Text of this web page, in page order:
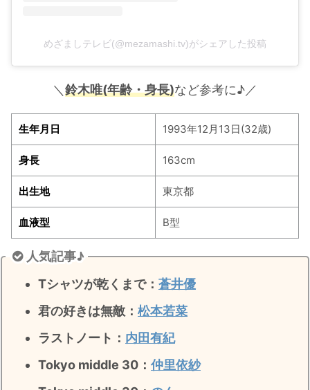
めざましテレビ(@mezamashi.tv)がシェアした投稿
＼ 鈴木唯(年齢・身長)など参考に♪／
生年月日 1993年12月13日(32歳)
身長 163cm
出生地 東京都
血液型 B型
人気記事♪
Tシャツが乾くまで： 蒼井優
君の好きは無敵 ： 松本若菜
ラストノート ： 内田有紀
Tokyo middle 30： 仲里依紗